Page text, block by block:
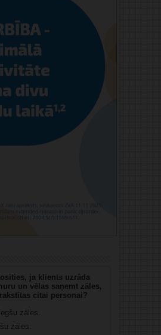
ja klients uzrāda
un vēlas saņemt zāles,
citai personai?
zāles.
zāles.